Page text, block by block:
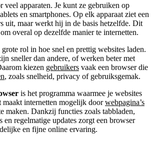
veel apparaten. Je kunt ze gebruiken op
en smartphones. Op elk apparaat ziet een
uit, maar werkt hij in de basis hetzelfde. Dit
overal op dezelfde manier te internetten.
rol in hoe snel en prettig websites laden.
sneller dan andere, of werken beter met
kiezen gebruikers vaak een browser die
, zoals snelheid, privacy of gebruiksgemak.
is het programma waarmee je websites
internetten mogelijk doorwebpagina’s
maken. Dankzij functies zoals tabbladen,
en regelmatige updates zorgt een browser
en fijne online ervaring.